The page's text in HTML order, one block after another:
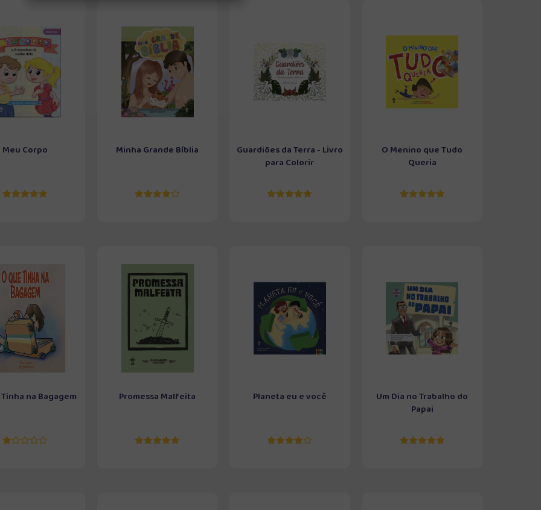
Meu Corpo Minha Grande Bíblia
Guardiões da Terra - Livro
para Colorir
O Menino que Tudo
Queria
na Bagagem Promessa Malfeita Planeta eu e você
Um Dia no Trabalho do
Papai